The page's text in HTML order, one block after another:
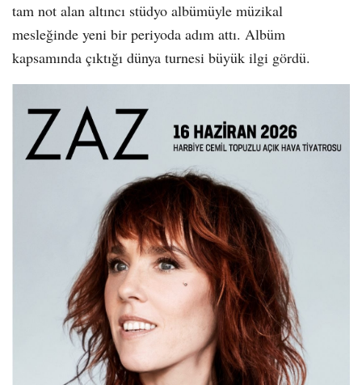
tam not alan altıncı stüdyo albümüyle müzikal
mesleğinde yeni bir periyoda adım attı. Albüm
kapsamında çıktığı dünya turnesi büyük ilgi gördü.